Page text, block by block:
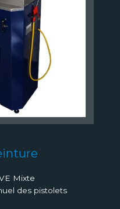
Mixte
des pistolets